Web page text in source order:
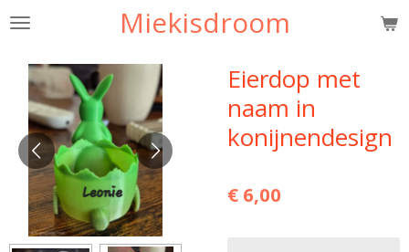
Ga
naar
hoofdinhoud
Miekisdroom
Eierdop met
naam in
konijnendesign
€ 6,00